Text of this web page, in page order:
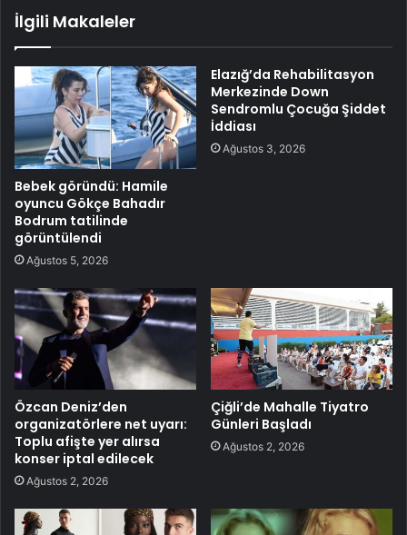
İlgili Makaleler
Bebek göründü: Hamile
oyuncu Gökçe Bahadır
Bodrum tatilinde
görüntülendi
Ağustos 5, 2026
Elazığ’da Rehabilitasyon
Merkezinde Down
Sendromlu Çocuğa Şiddet
İddiası
Ağustos 3, 2026
Özcan Deniz’den
organizatörlere net uyarı:
Toplu afişte yer alırsa
konser iptal edilecek
Ağustos 2, 2026
Çiğli’de Mahalle Tiyatro
Günleri Başladı
Ağustos 2, 2026